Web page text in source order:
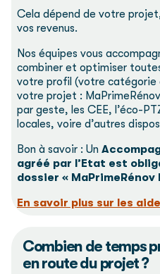
Cela dépend de votre
vos revenus.
Nos équipes vous
combiner et optimiser
votre profil (votre catégorie
votre projet :
par geste, les CEE, l’éco-
locales, voire d’autres
Bon à savoir : Un
agréé par l’Etat est
dossier « MaPrimeRénov
En savoir plus sur les
Combien de temps
en route du projet ?